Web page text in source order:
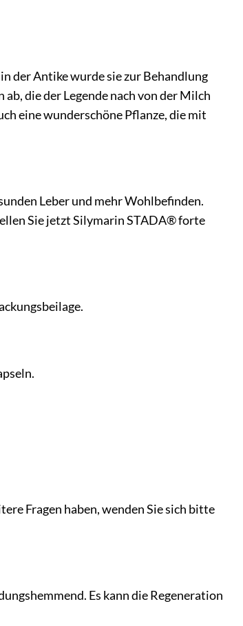
der Antike wurde sie zur Behandlung
die der Legende nach von der Milch
eine wunderschöne Pflanze, die mit
Leber und mehr Wohlbefinden.
Sie jetzt Silymarin STADA® forte
Fragen haben, wenden Sie sich bitte
Es kann die Regeneration